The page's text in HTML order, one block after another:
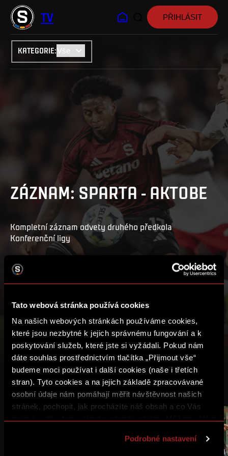
Tato webová stránka používá cookies
Na našich webových stránkách používáme cookies,
které jsou nezbytné k jejich správnému fungování a k
poskytování služeb, které jste si vyžádali. Pokud nám
dáte souhlas prostřednictvím tlačítka „Přijmout vše“
budeme moci používat i další cookies (naše i třetích
stran). Tyto cookies a na jejich základě zpracovávané
osobní údaje nám pomáhají měřit návštěvnost našich
stránek, pochopit, jak procházíte náš obsah a co Vás
reklamu na základě Vašich preferencí. Jednotlivé
Podrobné nastavení
TV
KATEGORIE:
PŘIHLÁSIT
ZÁZNAM: SPARTA - AKTOBE
Kompletní záznam odvety druhého předkola
Konferenční ligy
MŮJ SEZNAM
DALŠÍ VIDEA
2:00:56 1:54:39